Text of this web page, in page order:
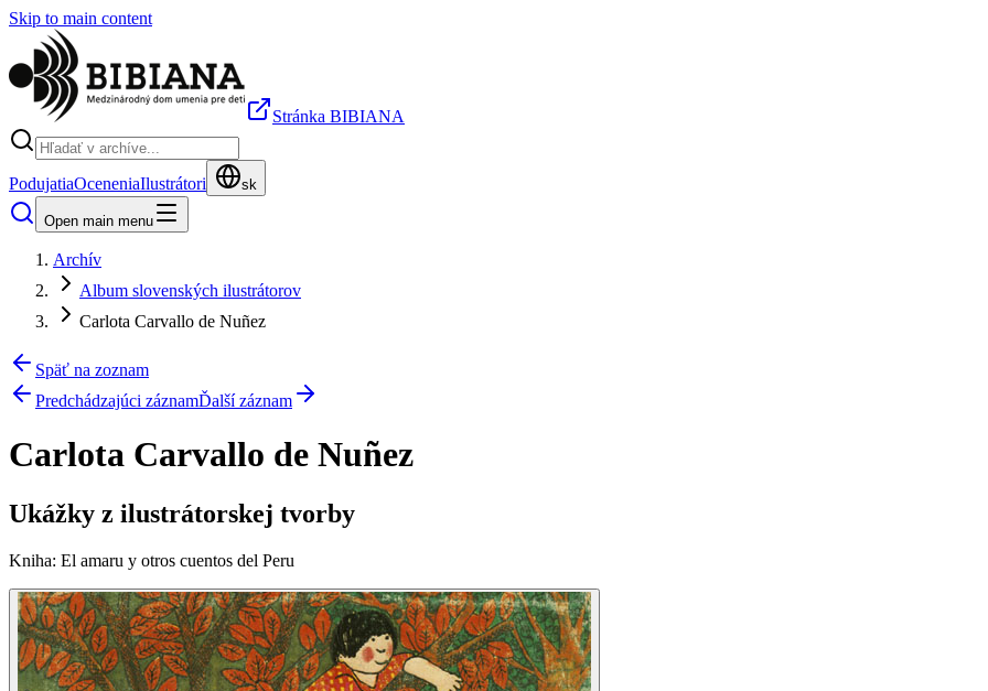
Skip to main content
Stránka BIBIANA
PodujatiaOceneniaIlustrátori sk
Open main menu
Archív
Album slovenských ilustrátorov
Carlota Carvallo de Nuñez
Späť na zoznam
Predchádzajúci záznamĎalší záznam
Carlota Carvallo de Nuñez
Ukážky z ilustrátorskej tvorby
Kniha: El amaru y otros cuentos del Peru